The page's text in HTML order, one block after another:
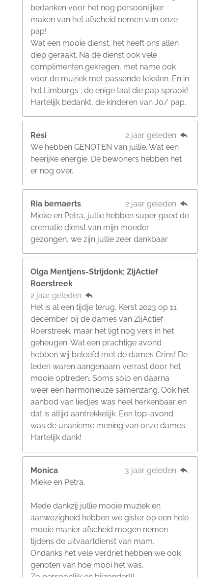
bedanken voor het nog persoonlijker
maken van het afscheid nemen van onze
pap!
Wat een mooie dienst, het heeft ons allen
diep geraakt. Na de dienst ook vele
complimenten gekregen, met name ook
voor de muziek met passende teksten. En in
het Limburgs ; de enige taal die pap spraok!
Hartelijk bedankt, de kinderen van Jo/ pap.
Resi
2 jaar geleden
We hebben GENOTEN van jullie. Wat een
heerijke energie. De bewoners hebben het
er nog over.
Ria bernaerts
2 jaar geleden
Mieke en Petra, jullie hebben super goed de
crematie dienst van mijn moeder
gezongen, we zijn jullie zeer dankbaar
Olga Mentjens-Strijdonk; ZijActief
Roerstreek
2 jaar geleden
Het is al een tijdje terug, Kerst 2023 op 11
december bij de dames van ZijActief
Roerstreek, maar het ligt nog vers in het
geheugen. Wat een prachtige avond
hebben wij beleefd met de dames Crins! De
leden waren aangenaam verrast door het
mooie optreden. Soms solo en daarna
weer een harmonieuze samenzang. Ook het
aanbod van liedjes was heel herkenbaar en
dat is altijd aantrekkelijk. Een top-avond
was de unanieme mening van onze dames.
Hartelijk dank!
Monica
3 jaar geleden
Mieke en Petra,
Mede dankzij jullie mooie muziek en
aanwezigheid hebben we gister op een hele
mooie manier afscheid mogen nemen
tijdens de uitvaartdienst van mam.
Ondanks het vele verdriet hebben we ook
genoten van hoe mooi het was.